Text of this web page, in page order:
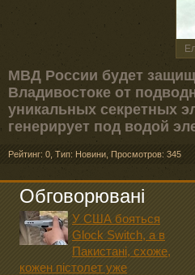
МВД России будет
Владивостоке от
уникальных секретных
генерирует под водой
Рейтинг: 0 Тип: Новини Просмотров: 345
Обговорювані
У США бояться
Glock Switch, а в
Пакистані, схоже,
кожен пістолет уже